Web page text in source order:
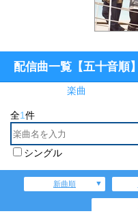
配信曲一覧【五十音順】
楽曲
全1件
シングル
新曲順